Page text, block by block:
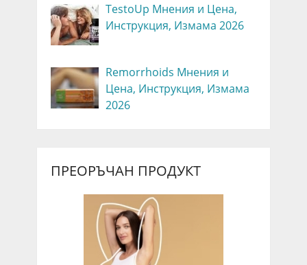
TestoUp Мнения и Цена,
Инструкция, Измама 2026
Remorrhoids Мнения и
Цена, Инструкция, Измама
2026
ПРЕОРЪЧАН ПРОДУКТ